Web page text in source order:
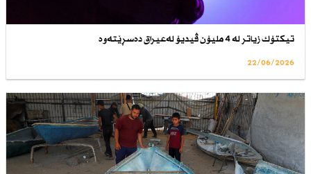
تیكتۆك زیاتر لە 4 ملیۆن ڤیدیۆ لەعیراق دەسڕێتەوە
22/06/2026